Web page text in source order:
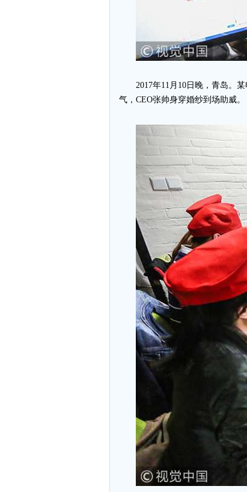
2017年11月10日晚，青岛。
气，CEO张帅身穿婚纱到场助威。